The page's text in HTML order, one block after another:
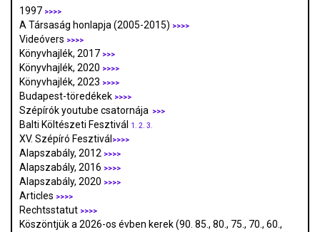
1997 >>>>
A Társaság honlapja (2005-2015) >>>>
Videóvers >>>>
Könyvhajlék, 2017 >>>
Könyvhajlék, 2020 >>>>
Könyvhajlék, 2023 >>>>
Budapest-töredékek >>>>
Szépírók youtube csatornája >>>
Balti Költészeti Fesztivál 1. 2. 3.
XV. Szépíró Fesztivál >>>>
Alapszabály, 2012 >>>>
Alapszabály, 2016 >>>>
Alapszabály, 2020 >>>>
Articles >>>>
Rechtsstatut >>>>
Köszöntjük a 2026-os évben kerek (90. 85., 80., 75., 70., 60.,